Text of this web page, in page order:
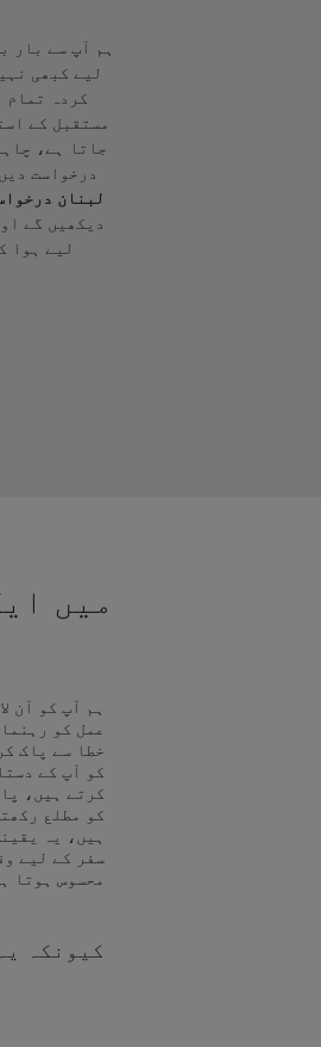
ہم آپ سے بار
لیے کبھی
کردہ تمام
مستقبل کے
جاتا ہے،
درخواست
لبنان
دیکھیں گے
لیے ہوا
میں
ہم آپ کو آن
عمل کو
خطا سے پاک
کو آپ کے
کرتے ہیں،
کو مطلع
ہیں، یہ
سفر کے لیے
محسوس ہوتا
کیونکہ